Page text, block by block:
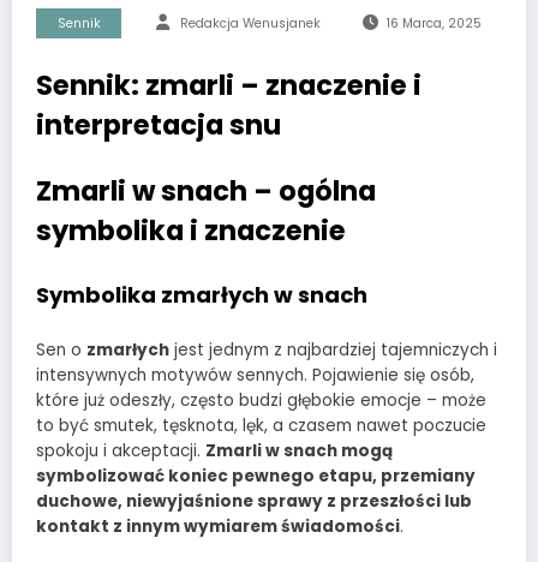
Sennik Redakcja Wenusjanek 16 Marca, 2025
Sennik: zmarli – znaczenie i
interpretacja snu
Zmarli w snach – ogólna
symbolika i znaczenie
Symbolika zmarłych w snach
Sen o zmarłych jest jednym z najbardziej tajemniczych i
intensywnych motywów sennych. Pojawienie się osób,
które już odeszły, często budzi głębokie emocje – może
to być smutek, tęsknota, lęk, a czasem nawet poczucie
spokoju i akceptacji. Zmarli w snach mogą
symbolizować koniec pewnego etapu, przemiany
duchowe, niewyjaśnione sprawy z przeszłości lub
kontakt z innym wymiarem świadomości.